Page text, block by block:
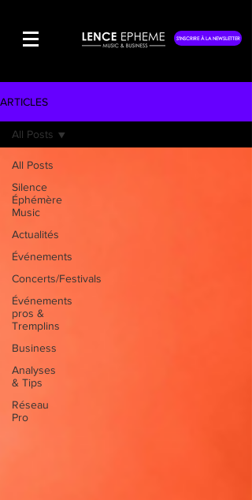
S'INSCRIRE À LA NEWSLETTER
ARTICLES
All Posts
Silence
Éphémère
Music
Actualités
Événements
Concerts/Festivals
Événements
pros &
Tremplins
Business
Analyses
& Tips
Réseau
Pro
All Posts